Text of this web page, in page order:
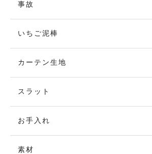
事故
いちご泥棒
カーテン生地
スラット
お手入れ
素材